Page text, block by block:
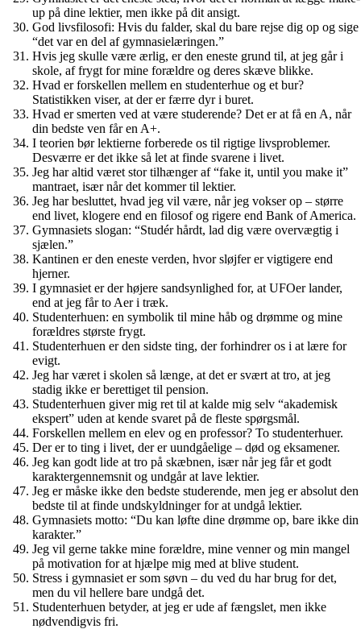
up på dine lektier, men ikke på dit ansigt.
God livsfilosofi: Hvis du falder, skal du bare rejse dig op og sige
“det var en del af gymnasielæringen.”
Hvis jeg skulle være ærlig, er den eneste grund til, at jeg går i
skole, af frygt for mine forældre og deres skæve blikke.
Hvad er forskellen mellem en studenterhue og et bur?
Statistikken viser, at der er færre dyr i buret.
Hvad er smerten ved at være studerende? Det er at få en A, når
din bedste ven får en A+.
I teorien bør lektierne forberede os til rigtige livsproblemer.
Desværre er det ikke så let at finde svarene i livet.
Jeg har altid været stor tilhænger af “fake it, until you make it”
mantraet, især når det kommer til lektier.
Jeg har besluttet, hvad jeg vil være, når jeg vokser op – større
end livet, klogere end en filosof og rigere end Bank of America.
Gymnasiets slogan: “Studér hårdt, lad dig være overvægtig i
sjælen.”
Kantinen er den eneste verden, hvor sløjfer er vigtigere end
hjerner.
I gymnasiet er der højere sandsynlighed for, at UFOer lander,
end at jeg får to Aer i træk.
Studenterhuen: en symbolik til mine håb og drømme og mine
forældres største frygt.
Studenterhuen er den sidste ting, der forhindrer os i at lære for
evigt.
Jeg har været i skolen så længe, at det er svært at tro, at jeg
stadig ikke er berettiget til pension.
Studenterhuen giver mig ret til at kalde mig selv “akademisk
ekspert” uden at kende svaret på de fleste spørgsmål.
Forskellen mellem en elev og en professor? To studenterhuer.
Der er to ting i livet, der er uundgåelige – død og eksamener.
Jeg kan godt lide at tro på skæbnen, især når jeg får et godt
karaktergennemsnit og undgår at lave lektier.
Jeg er måske ikke den bedste studerende, men jeg er absolut den
bedste til at finde undskyldninger for at undgå lektier.
Gymnasiets motto: “Du kan løfte dine drømme op, bare ikke din
karakter.”
Jeg vil gerne takke mine forældre, mine venner og min mangel
på motivation for at hjælpe mig med at blive student.
Stress i gymnasiet er som søvn – du ved du har brug for det,
men du vil hellere bare undgå det.
Studenterhuen betyder, at jeg er ude af fængslet, men ikke
nødvendigvis fri.